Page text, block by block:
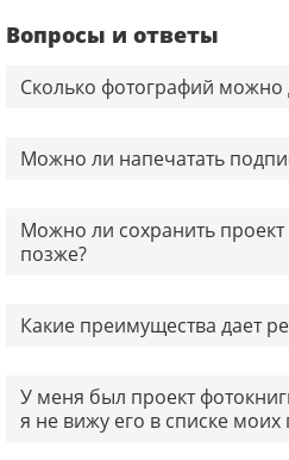
Вопросы и ответы
Сколько фотографий можно
Можно ли напечатать
Можно ли сохранить проект
позже?
Какие преимущества дает
У меня был проект
я не вижу его в списке моих